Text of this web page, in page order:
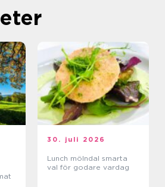
30. juli 2026
Lunch mölndal smarta
val för godare vardag